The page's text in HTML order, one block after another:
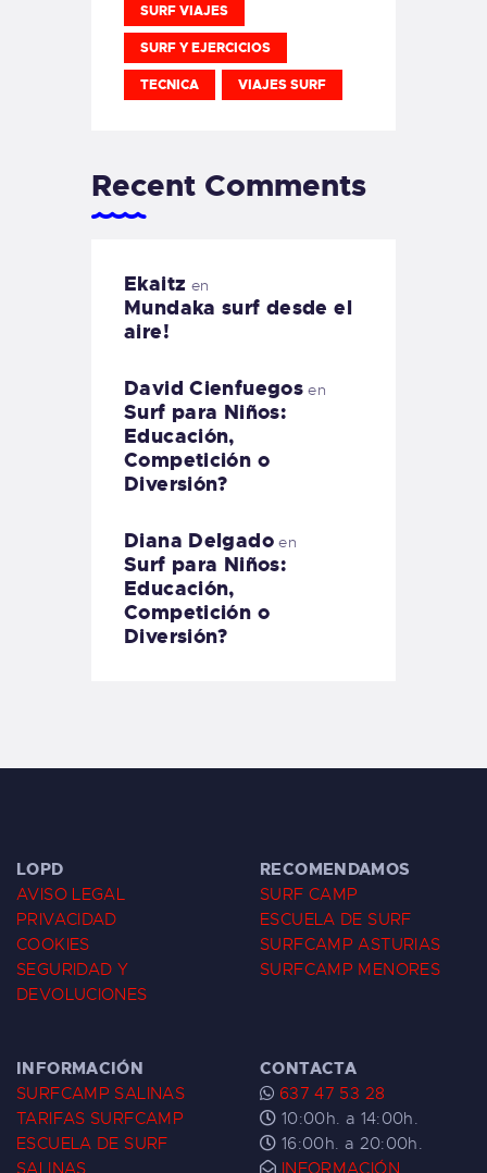
SURF VIAJES
SURF Y EJERCICIOS
TECNICA VIAJES SURF
Recent Comments
Ekaitz en
Mundaka surf desde el
aire!
David Cienfuegos en
Surf para Niños:
Educación,
Competición o
Diversión?
Diana Delgadoen
Surf para Niños:
Educación,
Competición o
Diversión?
LOPD
AVISO LEGAL
PRIVACIDAD
COOKIES
SEGURIDAD Y
DEVOLUCIONES
RECOMENDAMOS
SURF CAMP
ESCUELA DE SURF
SURFCAMP ASTURIAS
SURFCAMP MENORES
INFORMACIÓN
SURFCAMP SALINAS
TARIFAS SURFCAMP
ESCUELA DE SURF
SALINAS
CONTACTA
637 47 53 28
10:00h. a 14:00h.
16:00h. a 20:00h.
INFORMACIÓN